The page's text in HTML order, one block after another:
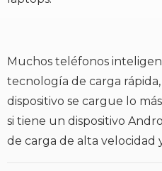
Muchos teléfonos
tecnología de carga
dispositivo se cargue lo
si tiene un dispositivo
de carga de alta velocidad y